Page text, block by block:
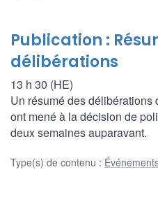
Publication :
délibérations
13 h 30 (HE)
Un résumé des
ont mené à la décision de
deux semaines auparavant.
Type(s) de contenu :